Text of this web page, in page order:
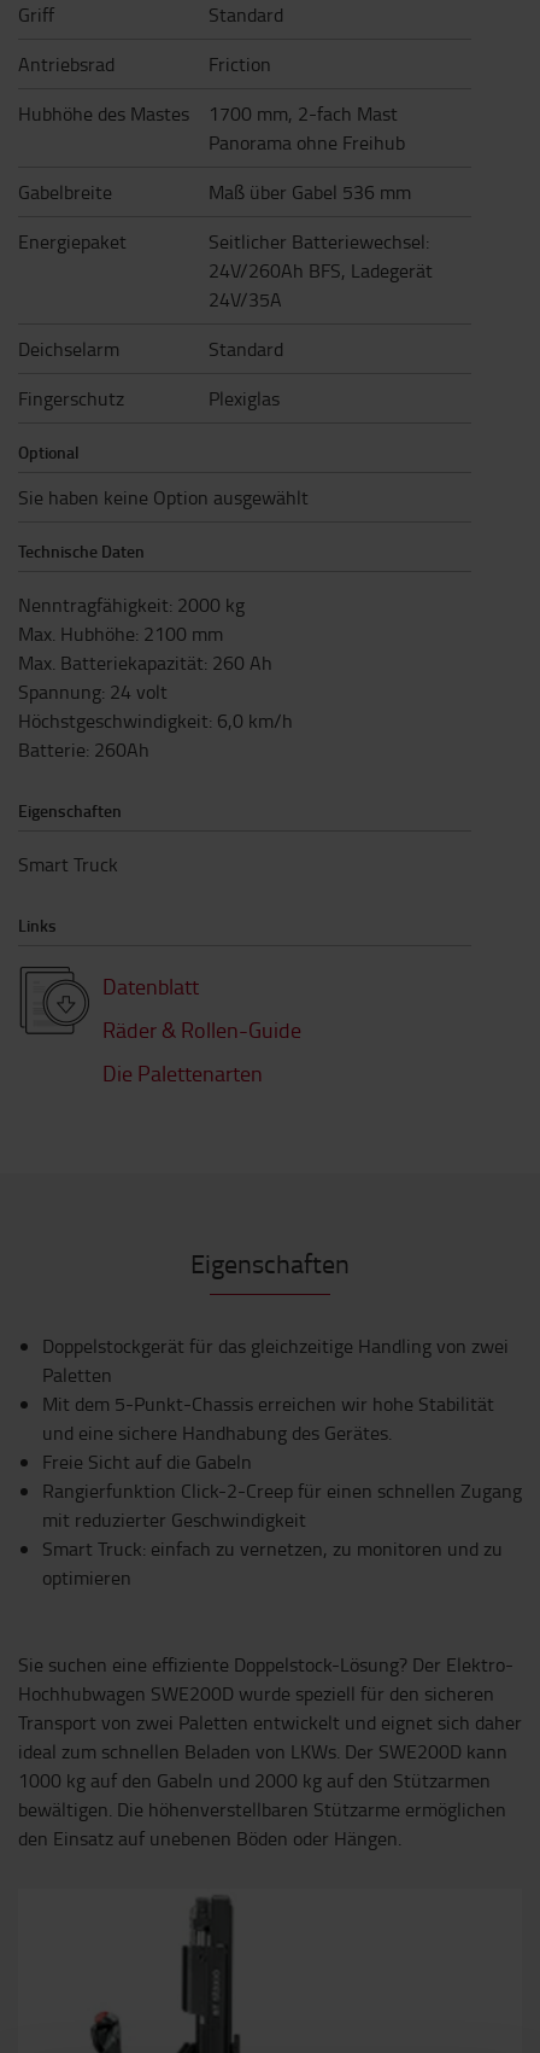
Griff
Standard
Antriebsrad
Friction
Hubhöhe des Mastes
1700 mm, 2-fach Mast
Panorama ohne Freihub
Gabelbreite
Maß über Gabel 536 mm
Energiepaket
Seitlicher Batteriewechsel:
24V/260Ah BFS, Ladegerät
24V/35A
Deichselarm
Standard
Fingerschutz
Plexiglas
Optional
Sie haben keine Option ausgewählt
Technische Daten
Nenntragfähigkeit: 2000 kg
Max. Hubhöhe: 2100 mm
Max. Batteriekapazität: 260 Ah
Spannung: 24 volt
Höchstgeschwindigkeit: 6,0 km/h
Batterie: 260Ah
Eigenschaften
Smart Truck
Links
Datenblatt
Räder & Rollen-Guide
Die Palettenarten
Eigenschaften
Doppelstockgerät für das gleichzeitige Handling von zwei
Paletten
Mit dem 5-Punkt-Chassis erreichen wir hohe Stabilität
und eine sichere Handhabung des Gerätes.
Freie Sicht auf die Gabeln
Rangierfunktion Click-2-Creep für einen schnellen Zugang
mit reduzierter Geschwindigkeit
Smart Truck: einfach zu vernetzen, zu monitoren und zu
optimieren
Sie suchen eine effiziente Doppelstock-Lösung? Der Elektro-
Hochhubwagen SWE200D wurde speziell für den sicheren
Transport von zwei Paletten entwickelt und eignet sich daher
ideal zum schnellen Beladen von LKWs. Der SWE200D kann
1000 kg auf den Gabeln und 2000 kg auf den Stützarmen
bewältigen. Die höhenverstellbaren Stützarme ermöglichen
den Einsatz auf unebenen Böden oder Hängen.